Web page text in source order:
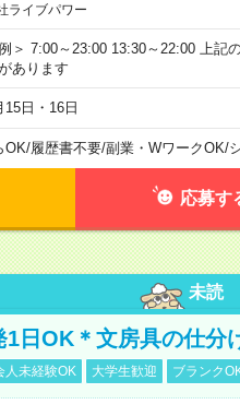
ライブパワー
＞ 7:00～23:00 13:30～22:00 上
あります
15日・16日
OK/履歴書不要/副業・WワークOK/
応募す
未読
1日OK＊文房具の仕分
人未経験OK 大学生歓迎 ブランク